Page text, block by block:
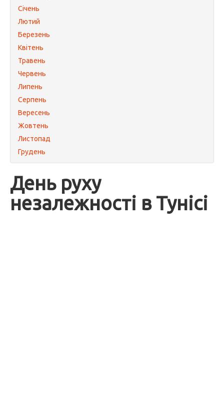
Січень
Лютий
Березень
Квітень
Травень
Червень
Липень
Серпень
Вересень
Жовтень
Листопад
Грудень
День руху
незалежності в Тунісі